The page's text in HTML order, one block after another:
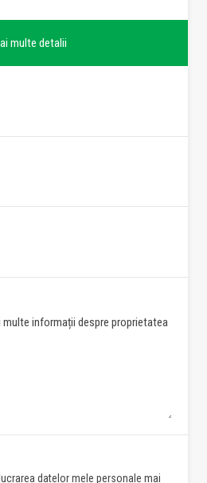
multe detalii
datelor mele personale mai